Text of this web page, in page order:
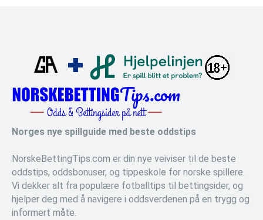
Norges nye spillguide med beste oddstips
NorskeBettingTips.com er din nye veiviser til de beste
oddstips, oddsbonuser, og tippeskole for norske spillere.
Vi dekker alt fra populære fotballtips til bettingsider, og
hjelper deg med å navigere i oddsverdenen på en trygg og
informert måte.